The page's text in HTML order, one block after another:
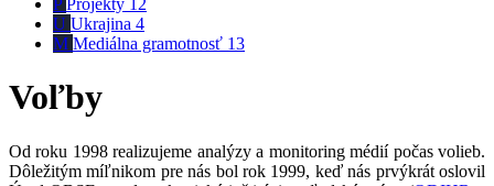
U Ukrajina 4
M Mediálna gramotnosť 13
Voľby
Od roku 1998 realizujeme analýzy a monitoring médií počas volieb.
Dôležitým míľnikom pre nás bol rok 1999, keď nás prvýkrát oslovil